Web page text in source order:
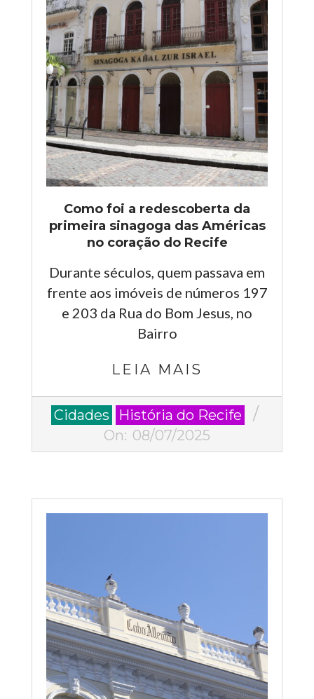
Como foi a redescoberta da
primeira sinagoga das Américas
no coração do Recife
Durante séculos, quem passava em
frente aos imóveis de números 197
e 203 da Rua do Bom Jesus, no
Bairro
LEIA MAIS
2025-
07-
Cidades
História do Recife
On: 08/07/2025